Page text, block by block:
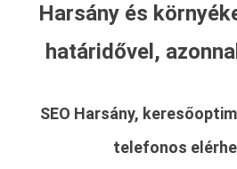
Harsány és
határidővel,
SEO Harsány,
telefonos